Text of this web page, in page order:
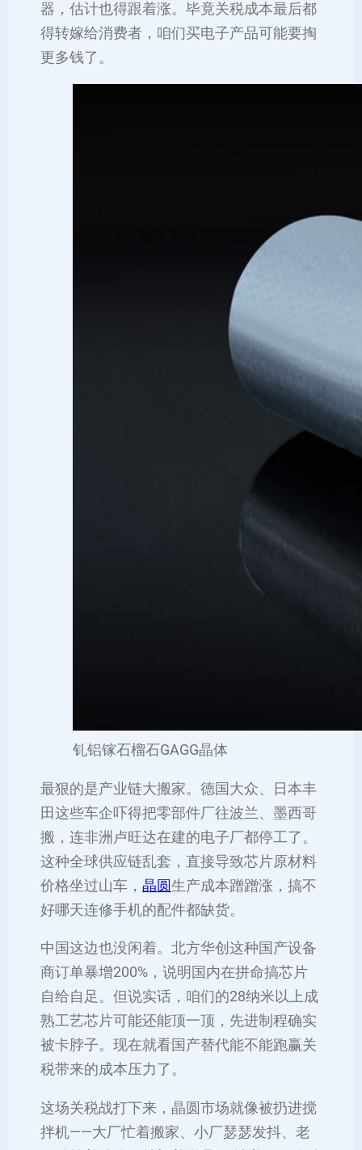
器，估计也得跟着涨。毕竟关税成本最后都
得转嫁给消费者，咱们买电子产品可能要掏
更多钱了‌。
钆铝镓石榴石GAGG晶体
‌最狠的是产业链大搬家‌。德国大众、日本丰
田这些车企吓得把零部件厂往波兰、墨西哥
搬‌，连非洲卢旺达在建的电子厂都停工了。
这种全球供应链乱套，直接导致芯片原材料
价格坐过山车， 晶圆生产成本蹭蹭涨，搞不
好哪天连修手机的配件都缺货‌。
‌中国这边也没闲着‌。北方华创这种国产设备
商订单暴增200%‌，说明国内在拼命搞芯片
自给自足。但说实话，咱们的28纳米以上成
熟工艺芯片可能还能顶一顶，先进制程确实
被卡脖子‌。现在就看国产替代能不能跑赢关
税带来的成本压力了‌。
这场关税战打下来，晶圆市场就像被扔进搅
拌机——大厂忙着搬家、小厂瑟瑟发抖、老